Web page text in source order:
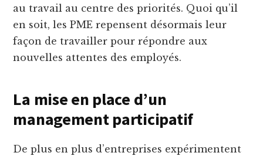
au travail au centre des priorités. Quoi qu’il
en soit, les PME repensent désormais leur
façon de travailler pour répondre aux
nouvelles attentes des employés.
La mise en place d’un
management participatif
De plus en plus d’entreprises expérimentent